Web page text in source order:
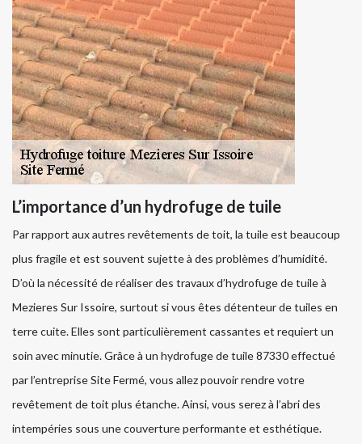
L’importance d’un hydrofuge de tuile
Par rapport aux autres revêtements de toit, la tuile est beaucoup
plus fragile et est souvent sujette à des problèmes d’humidité.
D’où la nécessité de réaliser des travaux d’hydrofuge de tuile à
Mezieres Sur Issoire, surtout si vous êtes détenteur de tuiles en
terre cuite. Elles sont particulièrement cassantes et requiert un
soin avec minutie. Grâce à un hydrofuge de tuile 87330 effectué
par l’entreprise Site Fermé, vous allez pouvoir rendre votre
revêtement de toit plus étanche. Ainsi, vous serez à l’abri des
intempéries sous une couverture performante et esthétique.